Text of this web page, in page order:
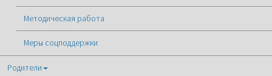
Методическая работа
Меры соцподдержки
Родители